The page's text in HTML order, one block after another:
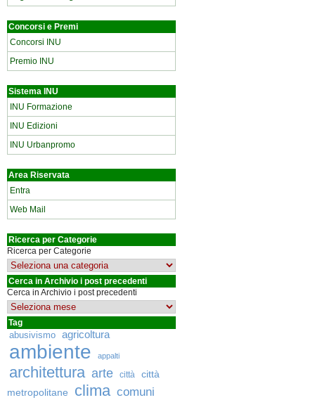
Concorsi e Premi
Concorsi INU
Premio INU
Sistema INU
INU Formazione
INU Edizioni
INU Urbanpromo
Area Riservata
Entra
Web Mail
Ricerca per Categorie
Ricerca per Categorie
Cerca in Archivio i post precedenti
Cerca in Archivio i post precedenti
Tag
abusivismo agricoltura
ambiente appalti
architettura arte città
città
metropolitane
clima comuni